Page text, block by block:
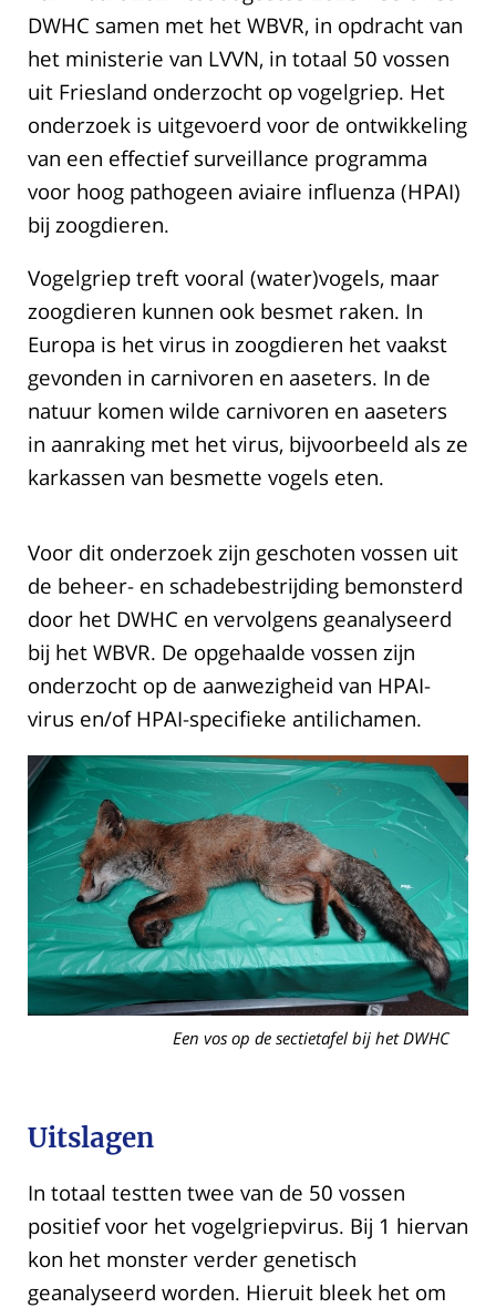
DWHC samen met het WBVR, in opdracht van
het ministerie van LVVN, in totaal 50 vossen
uit Friesland onderzocht op vogelgriep. Het
onderzoek is uitgevoerd voor de ontwikkeling
van een effectief surveillance programma
voor hoog pathogeen aviaire influenza (HPAI)
bij zoogdieren.
Vogelgriep treft vooral (water)vogels, maar
zoogdieren kunnen ook besmet raken. In
Europa is het virus in zoogdieren het vaakst
gevonden in carnivoren en aaseters. In de
natuur komen wilde carnivoren en aaseters
in aanraking met het virus, bijvoorbeeld als ze
karkassen van besmette vogels eten.
Voor dit onderzoek zijn geschoten vossen uit
de beheer- en schadebestrijding bemonsterd
door het DWHC en vervolgens geanalyseerd
bij het WBVR. De opgehaalde vossen zijn
onderzocht op de aanwezigheid van HPAI-
virus en/of HPAI-specifieke antilichamen.
Een vos op de sectietafel bij het DWHC
Uitslagen
In totaal testten twee van de 50 vossen
positief voor het vogelgriepvirus. Bij 1 hiervan
kon het monster verder genetisch
geanalyseerd worden. Hieruit bleek het om